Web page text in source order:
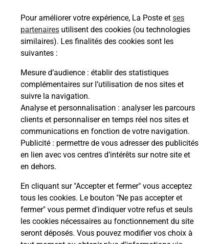
Pour améliorer votre expérience, La Poste et ses
partenaires utilisent des cookies (ou technologies
similaires). Les finalités des cookies sont les
suivantes :
Mesure d’audience : établir des statistiques
complémentaires sur l’utilisation de nos sites et
suivre la navigation.
Analyse et personnalisation : analyser les parcours
clients et personnaliser en temps réel nos sites et
communications en fonction de votre navigation.
Publicité : permettre de vous adresser des publicités
en lien avec vos centres d’intérêts sur notre site et
en dehors.
En cliquant sur "Accepter et fermer" vous acceptez
tous les cookies. Le bouton "Ne pas accepter et
fermer" vous permet d'indiquer votre refus et seuls
les cookies nécessaires au fonctionnement du site
seront déposés. Vous pouvez modifier vos choix à
Malin !
La Poste
en ligne
Ouvert 24h/24
En savoir plus
GUERLEDAN
CONSIGNE NORISKO MUROIS GUERLEDAN